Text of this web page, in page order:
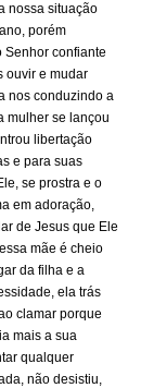
nossa situação
porém
Senhor confiante
ouvir e mudar
nos conduzindo a
mulher se lançou
libertação
e para suas
se prostra e o
em adoração,
de Jesus que Ele
mãe é cheio
da filha e a
ela trás
clamar porque
mais a sua
qualquer
não desistiu,